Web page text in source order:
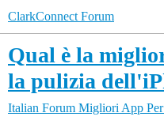
ClarkConnect Forum
Qual è la
la pulizia
Italian Forum Migliori App